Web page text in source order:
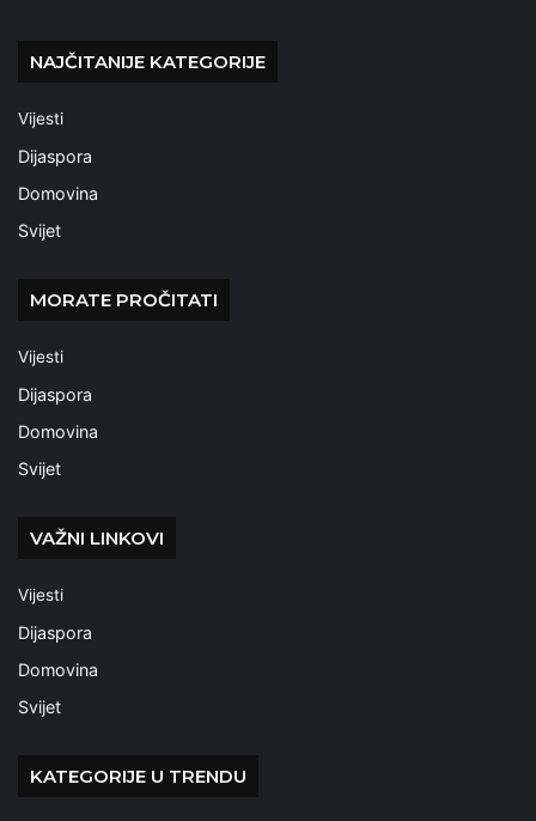
NAJČITANIJE KATEGORIJE
Vijesti
Dijaspora
Domovina
Svijet
MORATE PROČITATI
Vijesti
Dijaspora
Domovina
Svijet
VAŽNI LINKOVI
Vijesti
Dijaspora
Domovina
Svijet
KATEGORIJE U TRENDU